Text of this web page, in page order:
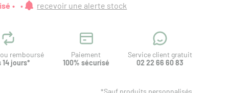
recevoir une alerte stock
remboursé
14 jours*
Paiement
100% sécurisé
Service client gratuit
02 22 66 60 83
*Sauf produits personnalisés